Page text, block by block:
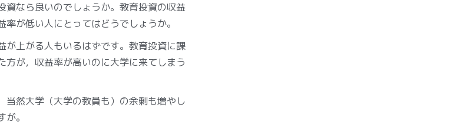
資なら良いのでしょうか。教育投資の収益
が低い人にとってはどうでしょうか。
が上がる人もいるはずです。教育投資に課
が，収益率が高いのに大学に来てしまう
当然大学（大学の教員も）の余剰も増やし
。